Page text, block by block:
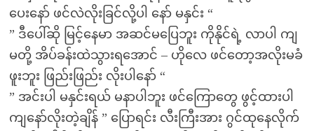
ပေးနော် ဖင်လဲလိုးခြင်လို့ပါ နော် မနှင်း “
” ဒီပေါ်ဆို မြင့်နေမာ အဆင်မပြေဘူး ကိုနိုင်ရဲ့ လာပါ ကျ
မတို့ အိပ်ခန်းထဲသွားရအောင် – ဟိုလေ ဖင်တော့အလိုးမခံ
ဖူးဘူး ဖြည်းဖြည်း လိုးပါနော် “
” အင်းပါ မနှင်းရယ် မနာပါဘူး ဖင်ကြောတွေ ဖွင့်ထားပါ
ကျနော်လိုးတဲ့ချိန် ” ပြောရင်း လီးကြီးအား ဂွင်ထုနေလိုက်